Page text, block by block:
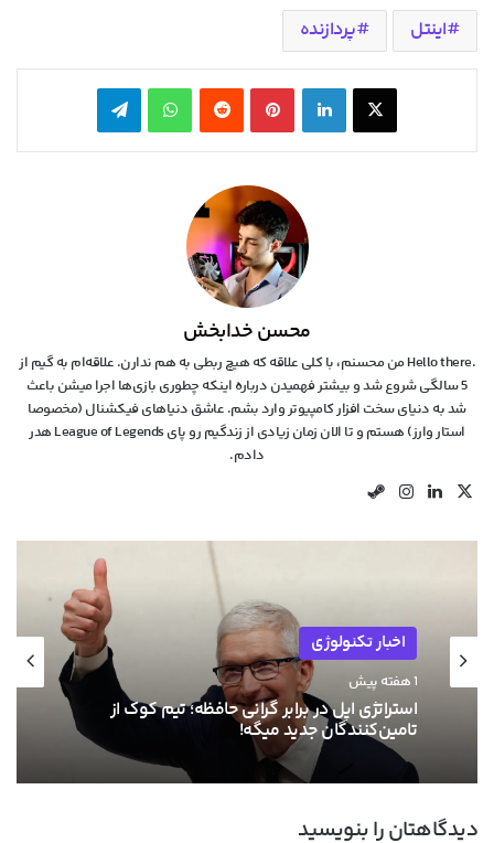
اینتل پردازنده
X لینکدین ‫پین‌ترست‫رددیت واتس آپ تلگرام
محسن خدابخش
.Hello there من محسنم، با کلی علاقه که هیچ ربطی به هم ندارن. علاقه‌ام به گیم از
5 سالگی شروع شد و بیشتر فهمیدن درباره اینکه چطوری بازی‌ها اجرا میشن باعث
شد به دنیای سخت افزار کامپیوتر وارد بشم. عاشق دنیاهای فیکشنال (مخصوصا
استار وارز) هستم و تا الان زمان زیادی از زندگیم رو پای League of Legends هدر
دادم.
X لینکدیناینستاگرام
اخبار تکنولوژی
1 هفته پیش
استراتژی اپل در برابر گرانی حافظه؛ تیم کوک از
تامین‌کنندگان جدید میگه!
دیدگاهتان را بنویسید